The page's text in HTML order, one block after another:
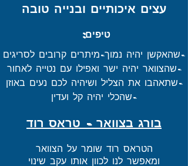
עצים איכותיים ובנייה טובה
טיפים:
-שהאקשן יהיה נמוך-מיתרים קרובים לסריגים
-שהצוואר יהיה ישר ואפילו עם נטייה לאחור
-שתאהבו את הצליל ושיהיה לכם נעים באוזן
-שהכלי יהיה קל ועדין
בורג בצוואר - טראס רוד
הטראס רוד שומר על הצוואר
ומאפשר לנו לכוון אותו עקב שינוי